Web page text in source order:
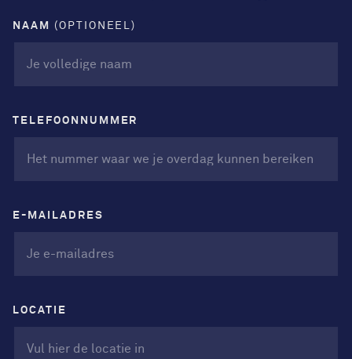
NAAM (OPTIONEEL)
TELEFOONNUMMER
E-MAILADRES
LOCATIE